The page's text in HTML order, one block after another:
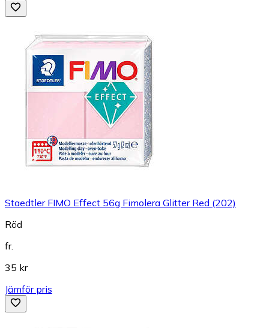
Staedtler FIMO Effect 56g Fimolera Glitter Red (202)
Röd
fr.
35 kr
Jämför pris